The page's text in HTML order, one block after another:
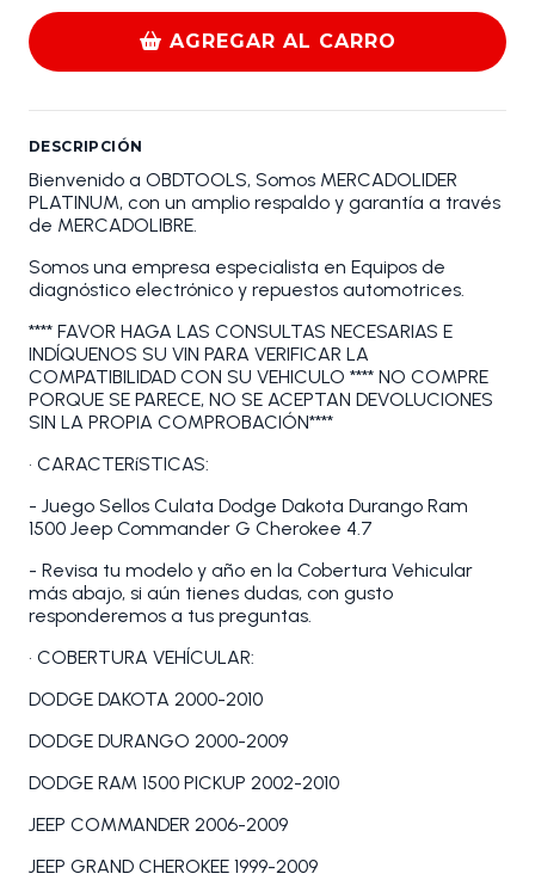
AGREGAR AL CARRO
DESCRIPCIÓN
Bienvenido a OBDTOOLS, Somos MERCADOLIDER
PLATINUM, con un amplio respaldo y garantía a través
de MERCADOLIBRE.
Somos una empresa especialista en Equipos de
diagnóstico electrónico y repuestos automotrices.
**** FAVOR HAGA LAS CONSULTAS NECESARIAS E
INDÍQUENOS SU VIN PARA VERIFICAR LA
COMPATIBILIDAD CON SU VEHICULO **** NO COMPRE
PORQUE SE PARECE, NO SE ACEPTAN DEVOLUCIONES
SIN LA PROPIA COMPROBACIÓN****
• CARACTERíSTICAS:
- Juego Sellos Culata Dodge Dakota Durango Ram
1500 Jeep Commander G Cherokee 4.7
- Revisa tu modelo y año en la Cobertura Vehicular
más abajo, si aún tienes dudas, con gusto
responderemos a tus preguntas.
• COBERTURA VEHÍCULAR:
DODGE DAKOTA 2000-2010
DODGE DURANGO 2000-2009
DODGE RAM 1500 PICKUP 2002-2010
JEEP COMMANDER 2006-2009
JEEP GRAND CHEROKEE 1999-2009